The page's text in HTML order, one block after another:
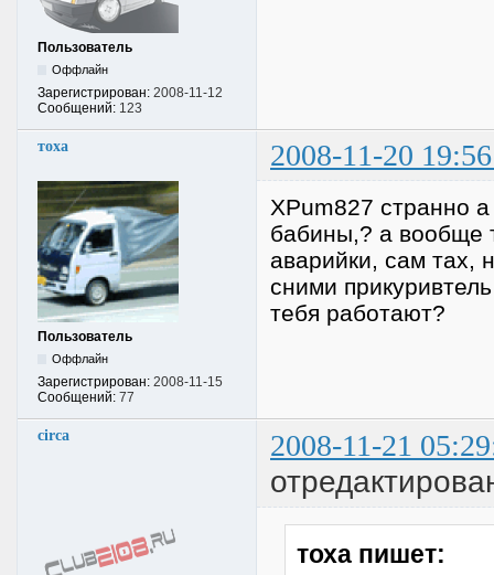
Пользователь
Оффлайн
Зарегистрирован: 2008-11-12
Сообщений: 123
тоха 2008-11-20
Пользователь
Оффлайн
Зарегистрирован: 2008-11-15
Сообщений: 77
XPum827 странно
бабины,? а вообще
аварийки, сам тах,
сними
тебя работают?
circa 2008-11-21
тоха пишет: